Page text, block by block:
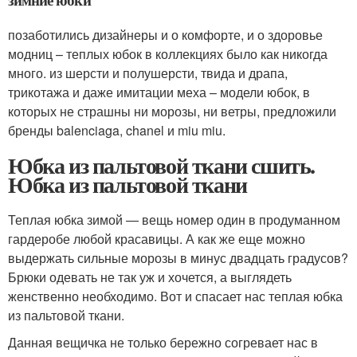
позаботились дизайнеры и о комфорте, и о здоровье
модниц – теплых юбок в коллекциях было как никогда
много. из шерсти и полушерсти, твида и драпа,
трикотажа и даже имитации меха – модели юбок, в
которых не страшны ни морозы, ни ветры, предложили
бренды balenciaga, chanel и miu miu.
Юбка из пальтовой ткани сшить.
Юбка из пальтовой ткани
Теплая юбка зимой — вещь номер один в продуманном
гардеробе любой красавицы. А как же еще можно
выдержать сильные морозы в минус двадцать градусов?
Брюки одевать не так уж и хочется, а выглядеть
женственно необходимо. Вот и спасает нас теплая юбка
из пальтовой ткани.
Данная вещичка не только бережно согревает нас в